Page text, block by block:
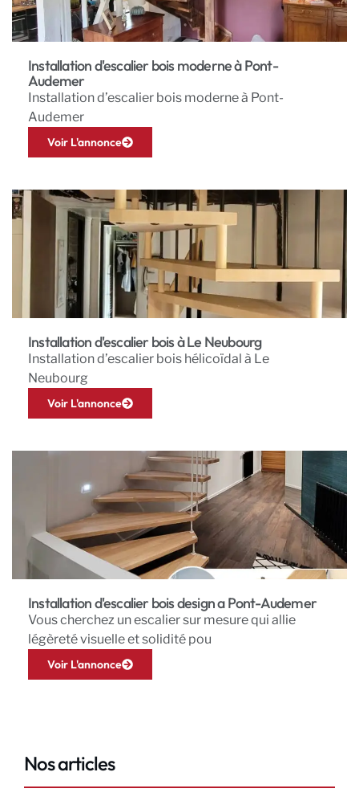
Installation d'escalier bois moderne à Pont-
Audemer
Installation d’escalier bois moderne à Pont-
Audemer
Voir L'annonce
Installation d'escalier bois à Le Neubourg
Installation d’escalier bois hélicoïdal à Le
Neubourg
Voir L'annonce
Installation d'escalier bois design a Pont-Audemer
Vous cherchez un escalier sur mesure qui allie
légèreté visuelle et solidité pou
Voir L'annonce
Nos articles